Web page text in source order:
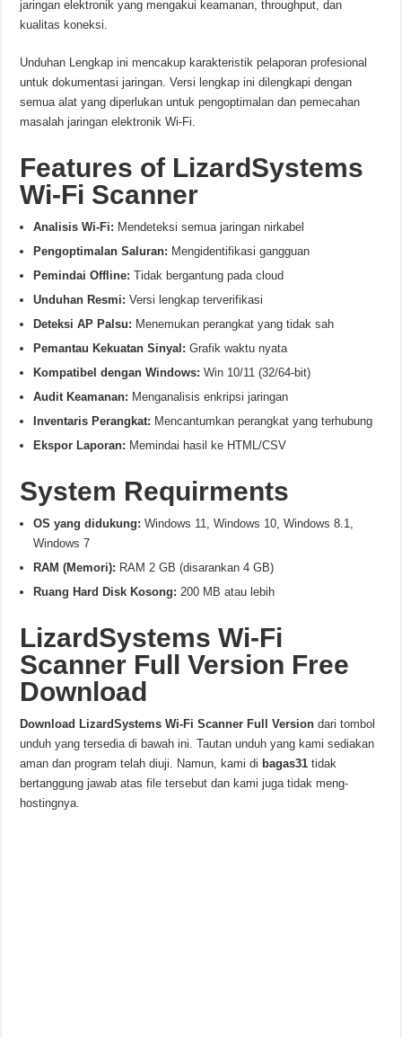
jaringan elektronik yang mengakui keamanan, throughput, dan
kualitas koneksi.
Unduhan Lengkap ini mencakup karakteristik pelaporan profesional
untuk dokumentasi jaringan. Versi lengkap ini dilengkapi dengan
semua alat yang diperlukan untuk pengoptimalan dan pemecahan
masalah jaringan elektronik Wi-Fi.
Features of LizardSystems
Wi-Fi Scanner
Analisis Wi-Fi: Mendeteksi semua jaringan nirkabel
Pengoptimalan Saluran: Mengidentifikasi gangguan
Pemindai Offline:Tidak bergantung pada cloud
Unduhan Resmi:Versi lengkap terverifikasi
Deteksi AP Palsu: Menemukan perangkat yang tidak sah
Pemantau Kekuatan Sinyal: Grafik waktu nyata
Kompatibel dengan Windows:Win 10/11 (32/64-bit)
Audit Keamanan: Menganalisis enkripsi jaringan
Inventaris Perangkat: Mencantumkan perangkat yang terhubung
Ekspor Laporan: Memindai hasil ke HTML/CSV
System Requirments
OS yang didukung:Windows 11, Windows 10, Windows 8.1,
Windows 7
RAM (Memori): RAM 2 GB (disarankan 4 GB)
Ruang Hard Disk Kosong: 200 MB atau lebih
LizardSystems Wi-Fi
Scanner Full Version Free
Download
Download LizardSystems Wi-Fi Scanner Full Version dari tombol
unduh yang tersedia di bawah ini. Tautan unduh yang kami sediakan
aman dan program telah diuji. Namun, kami di bagas31tidak
bertanggung jawab atas file tersebut dan kami juga tidak meng-
hostingnya.